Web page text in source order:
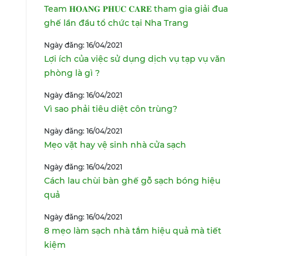
Team 𝐇𝐎𝐀𝐍𝐆 𝐏𝐇𝐔𝐂 𝐂𝐀𝐑𝐄 tham gia giải đua
ghế lần đầu tổ chức tại Nha Trang
Ngày đăng: 16/04/2021
Lợi ích của việc sử dụng dịch vụ tạp vụ văn
phòng là gì ?
Ngày đăng: 16/04/2021
Vì sao phải tiêu diệt côn trùng?
Ngày đăng: 16/04/2021
Mẹo vặt hay vệ sinh nhà cửa sạch
Ngày đăng: 16/04/2021
Cách lau chùi bàn ghế gỗ sạch bóng hiệu
quả
Ngày đăng: 16/04/2021
8 mẹo làm sạch nhà tắm hiệu quả mà tiết
kiệm